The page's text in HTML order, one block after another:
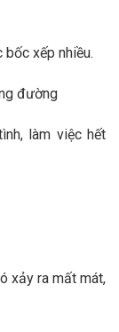
xếp nhiều.
đường
làm việc hết
xảy ra mất mát,